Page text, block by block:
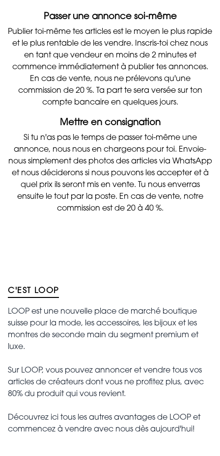
Passer une annonce soi-même
Publier toi-même tes articles est le moyen le plus rapide
et le plus rentable de les vendre. Inscris-toi chez nous
en tant que vendeur en moins de 2 minutes et
commence immédiatement à publier tes annonces.
En cas de vente, nous ne prélevons qu'une
commission de 20 %. Ta part te sera versée sur ton
compte bancaire en quelques jours.
Mettre en consignation
Si tu n'as pas le temps de passer toi-même une
annonce, nous nous en chargeons pour toi. Envoie-
nous simplement des photos des articles via WhatsApp
et nous déciderons si nous pouvons les accepter et à
quel prix ils seront mis en vente. Tu nous enverras
ensuite le tout par la poste. En cas de vente, notre
commission est de 20 à 40 %.
C'EST LOOP
LOOP est une nouvelle place de marché boutique
suisse pour la mode, les accessoires, les bijoux et les
montres de seconde main du segment premium et
luxe.
Sur LOOP, vous pouvez annoncer et vendre tous vos
articles de créateurs dont vous ne profitez plus, avec
80% du produit qui vous revient.
Découvrez ici tous les autres avantages de LOOP et
commencez à vendre avec nous dès aujourd'hui!